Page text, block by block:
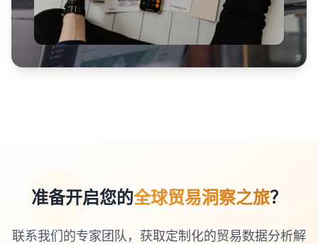
准备开启您的全球贸易洞察之旅？
联系我们的专家团队，获取定制化的贸易数据分析解